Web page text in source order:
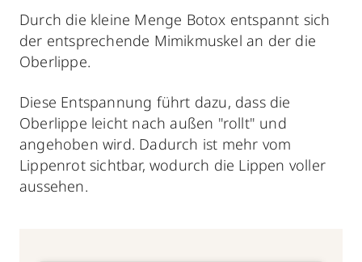
Durch die kleine Menge Botox entspannt sich
der entsprechende Mimikmuskel an der die
Oberlippe.
Diese Entspannung führt dazu, dass die
Oberlippe leicht nach außen "rollt" und
angehoben wird. Dadurch ist mehr vom
Lippenrot sichtbar, wodurch die Lippen voller
aussehen.